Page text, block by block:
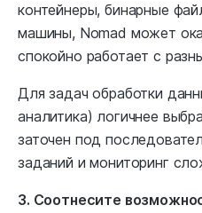
контейнеры, бинарные
машины, Nomad может
спокойно работает с
Для задач обработки
аналитика) логичнее
заточен под
заданий и мониторинг
3. Соотнесите